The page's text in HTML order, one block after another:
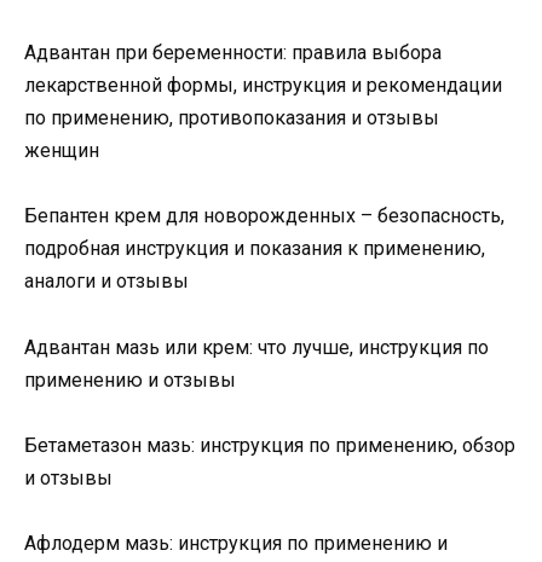
Адвантан при беременности: правила выбора
лекарственной формы, инструкция и рекомендации
по применению, противопоказания и отзывы
женщин
Бепантен крем для новорожденных – безопасность,
подробная инструкция и показания к применению,
аналоги и отзывы
Адвантан мазь или крем: что лучше, инструкция по
применению и отзывы
Бетаметазон мазь: инструкция по применению, обзор
и отзывы
Афлодерм мазь: инструкция по применению и